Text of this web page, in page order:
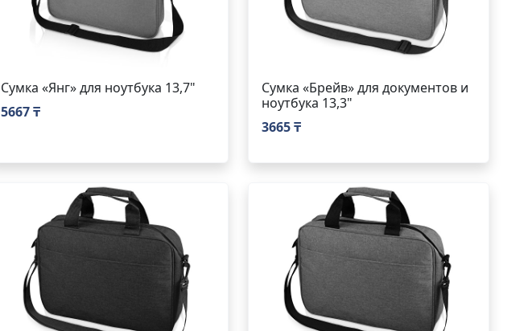
Сумка «Янг» для ноутбука 13,7"
5667 ₸
Сумка «Брейв» для документов и
ноутбука 13,3"
3665 ₸